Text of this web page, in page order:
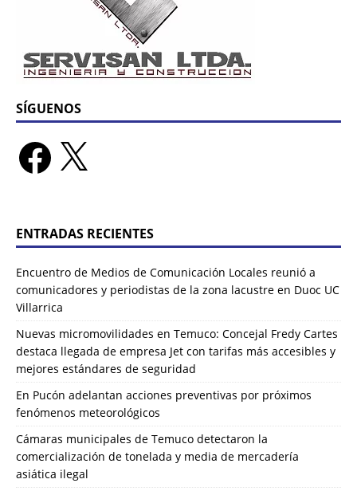
SÍGUENOS
ENTRADAS RECIENTES
Encuentro de Medios de Comunicación Locales reunió a
comunicadores y periodistas de la zona lacustre en Duoc UC
Villarrica
Nuevas micromovilidades en Temuco: Concejal Fredy Cartes
destaca llegada de empresa Jet con tarifas más accesibles y
mejores estándares de seguridad
En Pucón adelantan acciones preventivas por próximos
fenómenos meteorológicos
Cámaras municipales de Temuco detectaron la
comercialización de tonelada y media de mercadería
asiática ilegal